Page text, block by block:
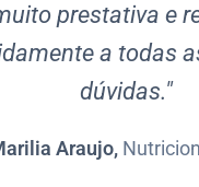
prestativa e
a todas
dúvidas."
Araujo,